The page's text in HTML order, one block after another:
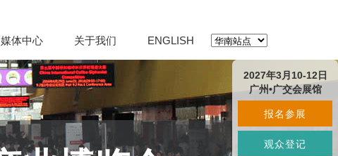
媒体中心 关于我们 ENGLISH
2027年3月10-12日
广州•广交会展馆
报名参展
观众登记